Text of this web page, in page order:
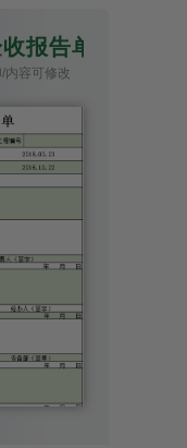
报告单excel模
内容可修改